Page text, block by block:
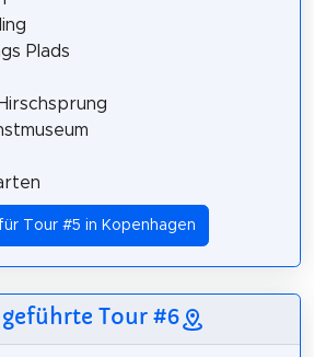
Plads
Tour #5 in Kopenhagen
Tour #6